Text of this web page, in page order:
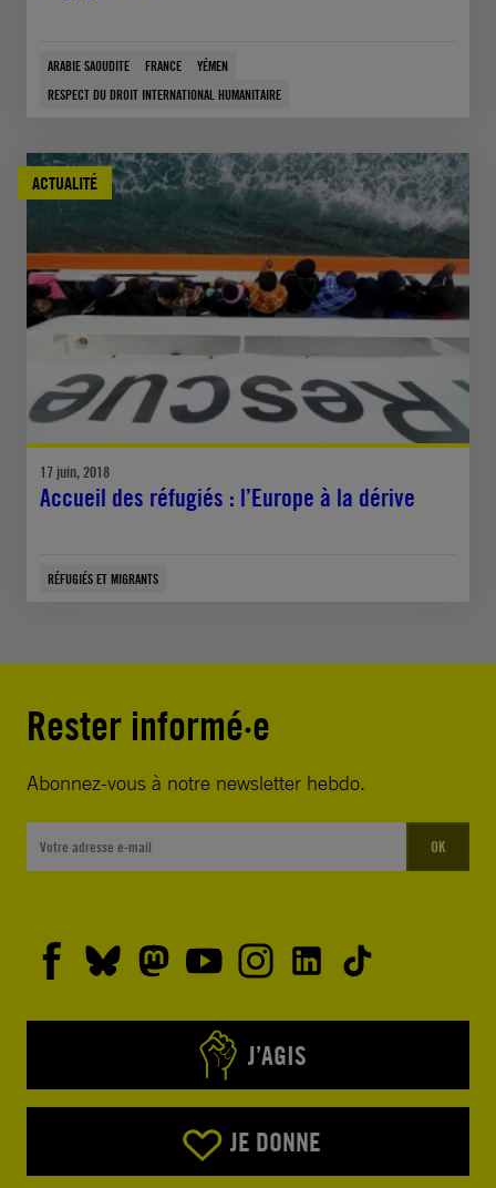
ARABIE SAOUDITE FRANCE
YÉMEN
RESPECT DU DROIT INTERNATIONAL HUMANITAIRE
ACTUALITÉ
17 juin, 2018
Accueil des réfugiés : l’Europe à la dérive
RÉFUGIÉS ET MIGRANTS
Rester informé·e
Abonnez-vous à notre newsletter hebdo.
OK
J’AGIS
JE DONNE